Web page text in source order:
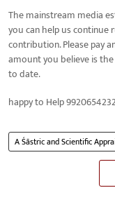
The mainstream media
you can help us
contribution. Please pay
amount you believe is
to date.
happy to Help
A Śāstric and Scientific